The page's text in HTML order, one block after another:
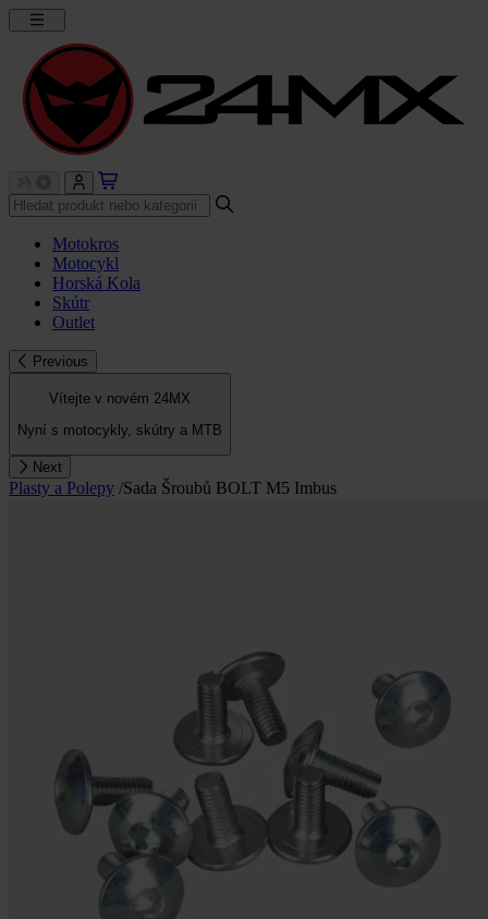
Motokros
Motocykl
Horská Kola
Skútr
Outlet
Previous
Vítejte v novém 24MX
Nyní s motocykly, skútry a MTB
Next
Plasty a Polepy /Sada Šroubů BOLT M5 Imbus